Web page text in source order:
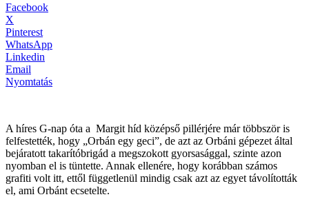
Facebook
X
Pinterest
WhatsApp
Linkedin
Email
Nyomtatás
A híres G-nap óta a Margit híd középső pillérjére már többször is
felfestették, hogy „Orbán egy geci”, de azt az Orbáni gépezet által
bejáratott takarítóbrigád a megszokott gyorsasággal, szinte azon
nyomban el is tüntette. Annak ellenére, hogy korábban számos
grafiti volt itt, ettől függetlenül mindig csak azt az egyet távolították
el, ami Orbánt ecsetelte.